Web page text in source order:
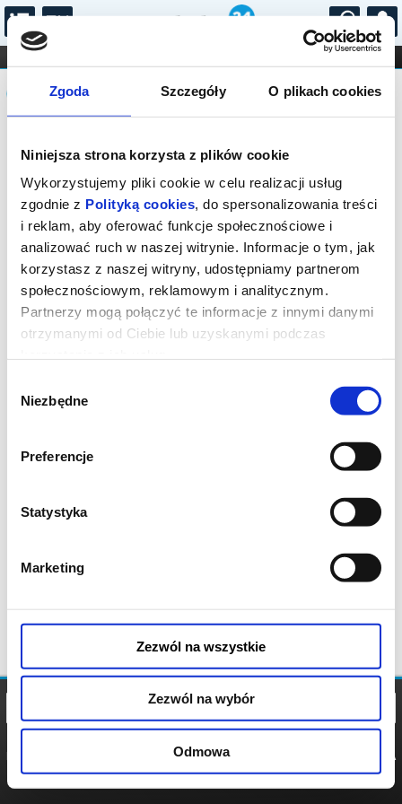
Zgoda Szczegóły O plikach cookies
Niniejsza strona korzysta z plików cookie
Wykorzystujemy pliki cookie w celu realizacji usług
zgodnie z Polityką cookies, do spersonalizowania treści
i reklam, aby oferować funkcje społecznościowe i
analizować ruch w naszej witrynie. Informacje o tym, jak
korzystasz z naszej witryny, udostępniamy partnerom
społecznościowym, reklamowym i analitycznym.
Partnerzy mogą połączyć te informacje z innymi danymi
otrzymanymi od Ciebie lub uzyskanymi podczas
zgody
Niezbędne
Preferencje
Statystyka
Marketing
Zezwól na wszystkie
Zezwól na wybór
Odmowa
...
FILHARMONIA OPERA I BALET
STAND-UP
DLA DZIECI
Komunikat
Sprzedaż biletów on-line na wydarzenie
została zakończona.
POLITYKA
POLITYKA